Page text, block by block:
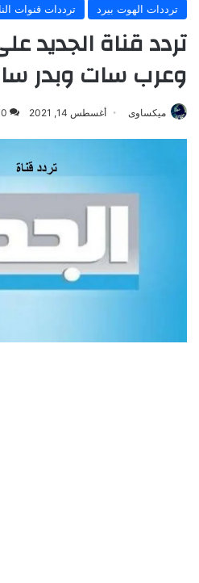
ترددات الهوت بيرد
ترددات قنوات
تردد قناة الجديد
وعرب سات وبدر
ميكساوى أغسطس 14, 2021 0